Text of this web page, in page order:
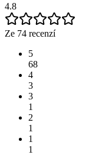
4.8
Ze 74 recenzí
5
68
4
3
3
1
2
1
1
1